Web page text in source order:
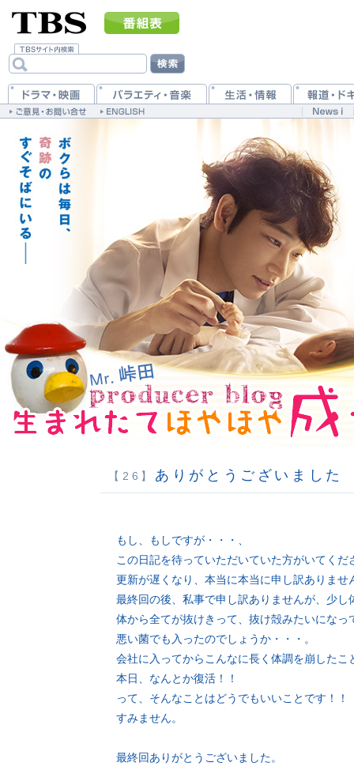
【26】 ありがとうございました
もし、もしですが・・・、
この日記を待っていただいていた方がいてくだ
更新が遅くなり、本当に本当に申し訳ありませ
最終回の後、私事で申し訳ありませんが、少し
体から全てが抜けきって、抜け殻みたいになっ
悪い菌でも入ったのでしょうか・・・。
会社に入ってからこんなに長く体調を崩した
本日、なんとか復活！！
って、そんなことはどうでもいいことです！！
すみません。
最終回ありがとうございました。